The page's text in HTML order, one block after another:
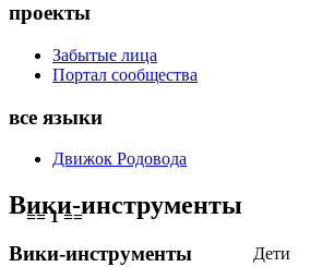
== 1 ==
Дети
проекты
Забытые лица
Портал сообщества
все языки
Движок Родовода
Вики-инструменты
Вики-инструменты